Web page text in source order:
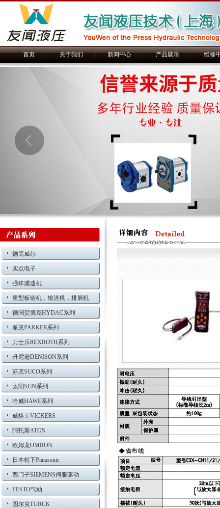
首页|关于我们|新闻中心|产品展示|维修
德克威尔
实点电子
强珠减速机
重型板链机，输送机，排屑机
德国贺德克HYDAC系列
派克PARKER系列
力士乐REXROTH系列
丹尼逊DENISON系列
苏克SUCO系列
太阳SUN系列
哈威HAWE系列
威格士VICKERS
阿托斯ATOS
欧姆龙OMRON
日本松下Panasonic
西门子SIEMENS伺服驱动
FESTO气动
图尔克TURCK